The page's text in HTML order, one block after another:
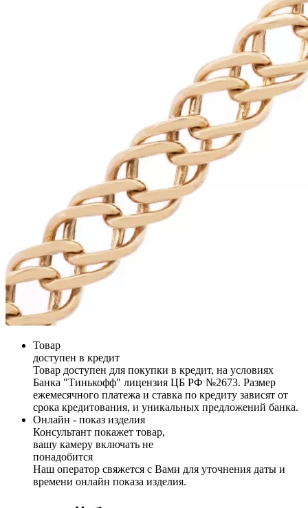
Товар
доступен в кредит
Товар доступен для покупки в кредит, на условиях
Банка "Тинькофф" лицензия ЦБ РФ №2673. Размер
ежемесячного платежа и ставка по кредиту зависят от
срока кредитования, и уникальных предложений банка.
Онлайн - показ изделия
Консультант покажет товар,
вашу камеру включать не
понадобится
Наш оператор свяжется с Вами для уточнения даты и
времени онлайн показа изделия.